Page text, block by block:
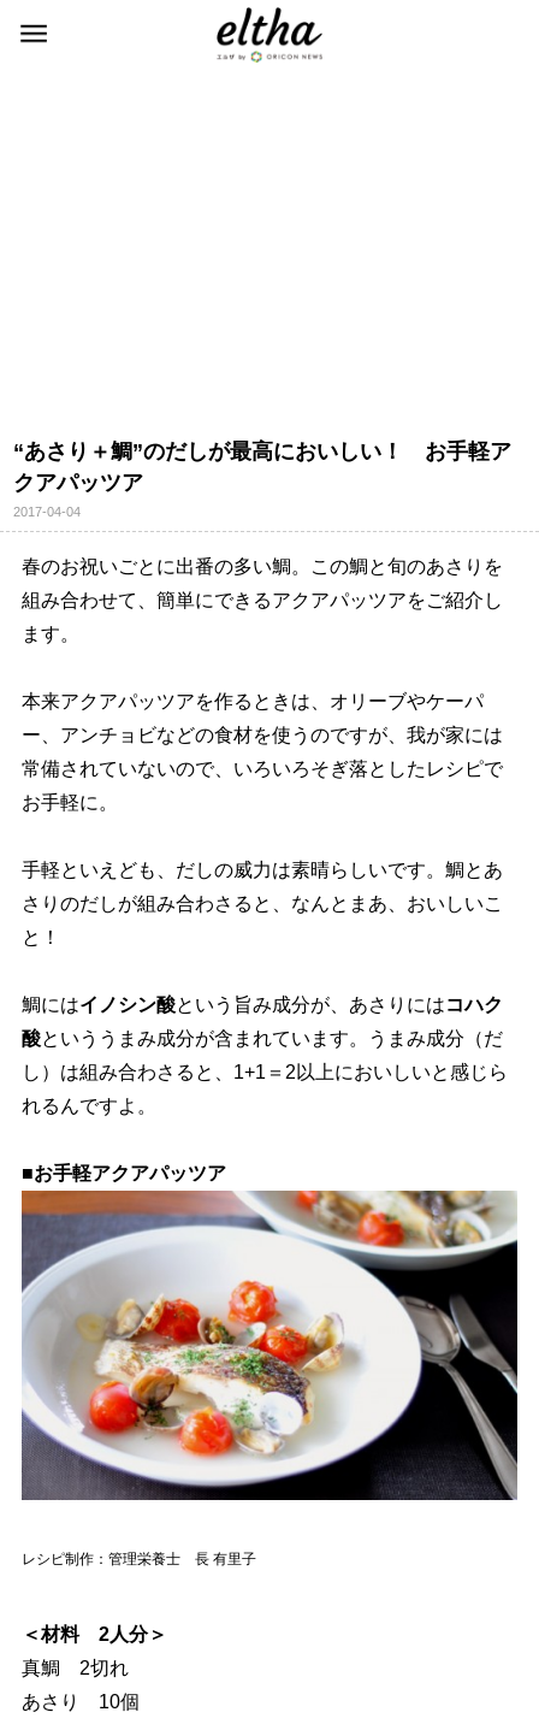
“あさり＋鯛”のだしが最高においしい！ お手軽ア
クアパッツア
2017-04-04
春のお祝いごとに出番の多い鯛。この鯛と旬のあさりを
組み合わせて、簡単にできるアクアパッツアをご紹介し
ます。
本来アクアパッツアを作るときは、オリーブやケーパ
ー、アンチョビなどの食材を使うのですが、我が家には
常備されていないので、いろいろそぎ落としたレシピで
お手軽に。
手軽といえども、だしの威力は素晴らしいです。鯛とあ
さりのだしが組み合わさると、なんとまあ、おいしいこ
と！
鯛にはイノシン酸という旨み成分が、あさりにはコハク
酸といううまみ成分が含まれています。うまみ成分（だ
し）は組み合わさると、1+1＝2以上においしいと感じら
れるんですよ。
■お手軽アクアパッツア
レシピ制作：管理栄養士 長 有里子
＜材料 2人分＞
真鯛 2切れ
あさり 10個